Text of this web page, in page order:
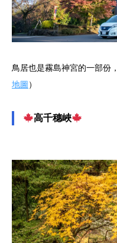
鳥居也是霧島神宮的一部份
地圖 ）
高千穗峽